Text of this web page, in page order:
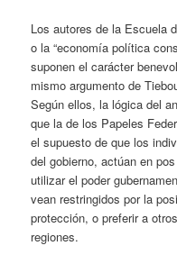
Los autores de la Escuela
o la “economía política
suponen el carácter
mismo argumento de
Según ellos, la lógica del
que la de los Papeles
el supuesto de que los
del gobierno, actúan en
utilizar el poder
vean restringidos por la
protección, o preferir a
regiones.